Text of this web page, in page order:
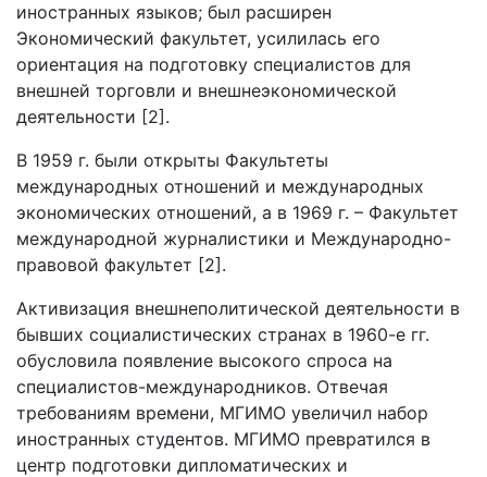
иностранных языков; был расширен
Экономический факультет, усилилась его
ориентация на подготовку специалистов для
внешней торговли и внешнеэкономической
деятельности [2].
В 1959 г. были открыты Факультеты
международных отношений и международных
экономических отношений, а в 1969 г. – Факультет
международной журналистики и Международно-
правовой факультет [2].
Активизация внешнеполитической деятельности в
бывших социалистических странах в 1960-е гг.
обусловила появление высокого спроса на
специалистов-международников. Отвечая
требованиям времени, МГИМО увеличил набор
иностранных студентов. МГИМО превратился в
центр подготовки дипломатических и